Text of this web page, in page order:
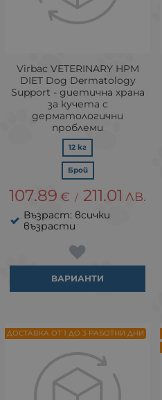
Virbac VETERINARY HPM
DIET Dog Dermatology
Support - диетична храна
за кучета с
дерматологични
проблеми
12 кг
Брой
107.89 € / 211.01 ЛВ.
Възраст: всички
възрасти
ВАРИАНТИ
ДОСТАВКА ОТ 1 ДО 3 РАБОТНИ ДНИ